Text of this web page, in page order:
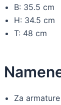
B: 35.5 cm
H: 34.5 cm
T: 48 cm
Za